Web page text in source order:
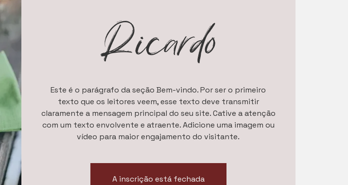
Ricardo
Este é o parágrafo da seção Bem-vindo. Por ser o primeiro
texto que os leitores veem, esse texto deve transmitir
claramente a mensagem principal do seu site. Cative a atenção
com um texto envolvente e atraente. Adicione uma imagem ou
vídeo para maior engajamento do visitante.
A inscrição está fechada